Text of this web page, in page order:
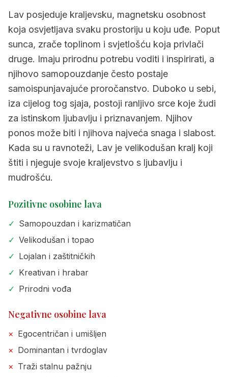
10. Najčešća pitanja o znaku Lav
Lav posjeduje kraljevsku, magnetsku osobnost
koja osvjetljava svaku prostoriju u koju uđe. Poput
sunca, zrače toplinom i svjetlošću koja privlači
druge. Imaju prirodnu potrebu voditi i inspirirati, a
njihovo samopouzdanje često postaje
samoispunjavajuće proročanstvo. Duboko u sebi,
iza cijelog tog sjaja, postoji ranljivo srce koje žudi
za istinskom ljubavlju i priznavanjem. Njihov
ponos može biti i njihova najveća snaga i slabost.
Kada su u ravnoteži, Lav je velikodušan kralj koji
štiti i njeguje svoje kraljevstvo s ljubavlju i
mudrošću.
Pozitivne osobine lava
✓ Samopouzdan i karizmatičan
✓ Velikodušan i topao
✓ Lojalan i zaštitničkih
✓ Kreativan i hrabar
✓ Prirodni vođa
Negativne osobine lava
× Egocentričan i umišljen
× Dominantan i tvrdoglav
× Traži stalnu pažnju